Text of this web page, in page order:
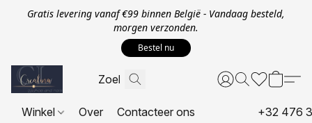
Gratis levering vanaf €99 binnen België - Vandaag besteld,
morgen verzonden.
Bestel nu
Winkel Over Contacteer ons +32 476